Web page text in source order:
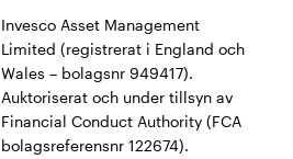
Invesco Asset Management
Limited (registrerat i England och
Wales – bolagsnr 949417).
Auktoriserat och under tillsyn av
Financial Conduct Authority (FCA
bolagsreferensnr 122674).